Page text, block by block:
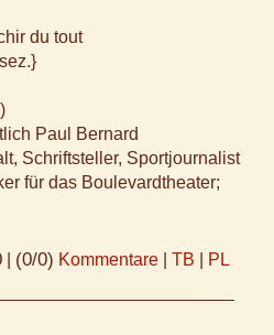
du tout
Paul Bernard
Schriftsteller, Sportjournalist
für das Boulevardtheater;
(0/0) Kommentare TB PL